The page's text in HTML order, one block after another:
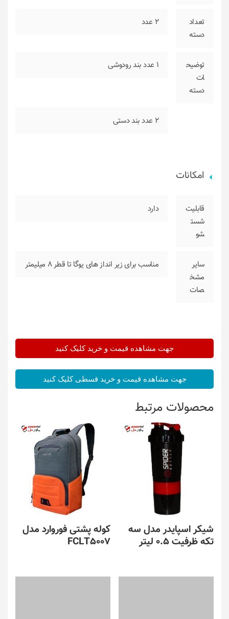
تعداد
دسته
2 عدد
توضیح
ات
دسته
1 عدد بند رودوشی
2 عدد بند دستی
امکانات
قابلیت
شست
شو
دارد
سایر
مشخ
صات
مناسب برای زیر انداز های یوگا تا قطر 8 میلیمتر
جهت مشاهده قیمت و خرید کلیک کنید
جهت مشاهده قیمت و خرید قسطی کلیک کنید
محصولات مرتبط
شیکر اسپایدر مدل سه
تکه ظرفیت 0.5 لیتر
کوله پشتی فوروارد مدل
FCLT5007